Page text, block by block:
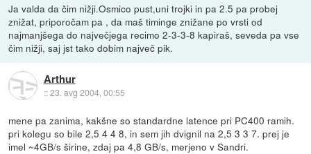
Ja valda da čim nižji.Osmico pust,uni trojki in pa 2.5 pa probej
znižat, priporočam pa , da maš timinge znižane po vrsti od
najmanjšega do največjega recimo 2-3-3-8 kapiraš, seveda pa vse
čim nižji, saj jst tako dobim največ pik.
Arthur
::23. avg 2004, 00:55
mene pa zanima, kakšne so standardne latence pri PC400 ramih.
pri kolegu so bile 2,5 4 4 8, in sem jih dvignil na 2,5 3 3 7. prej je
imel ~4GB/s širine, zdaj pa 4,8 GB/s, merjeno v Sandri.